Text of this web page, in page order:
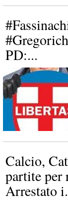
PD:...
Calcio,
partite per
Arrestato